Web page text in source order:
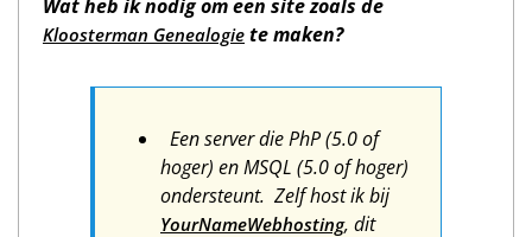
Wat heb ik nodig om een site zoals de
Kloosterman Genealogie te maken?
Een server die PhP (5.0 of
hoger) en MSQL (5.0 of hoger)
ondersteunt. Zelf host ik bij
YourNameWebhosting, dit